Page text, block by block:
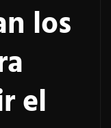
los
el